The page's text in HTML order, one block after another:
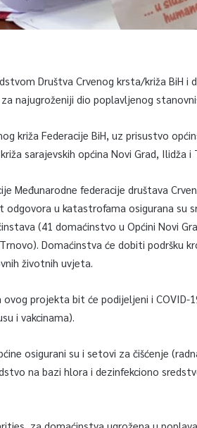
Društva Crvenog krsta/križa BiH i
najugroženiji dio poplavljenog
križa Federacije BiH, uz prisustvo
sarajevskih općina Novi Grad, Ilidža i
Međunarodne federacije društava
u katastrofama osigurana su
(41 domaćinstvo u Općini Novi
Domaćinstva će dobiti podršku
životnih uvjeta.
projekta bit će podijeljeni i COVID-
i vakcinama).
osigurani su i setovi za čišćenje
na bazi hlora i dezinfekciono